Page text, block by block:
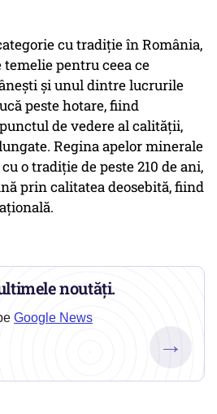
cu tradiție în România,
pentru ceea ce
și unul dintre lucrurile
peste hotare, fiind
de vedere al calității,
Regina apelor minerale
o tradiţie de peste 210 de ani,
prin calitatea deosebită, fiind
noutăți.
Google News
→